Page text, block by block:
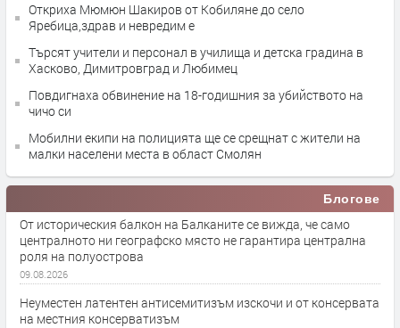
Откриха Мюмюн Шакиров от Кобиляне до село
Яребица,здрав и невредим е
Търсят учители и персонал в училища и детска градина в
Хасково, Димитровград и Любимец
Повдигнаха обвинение на 18-годишния за убийството на
чичо си
Мобилни екипи на полицията ще се срещнат с жители на
малки населени места в област Смолян
Блогове
От историческия балкон на Балканите се вижда, че само
централното ни географско място не гарантира централна
роля на полуострова
09.08.2026
Неуместен латентен антисемитизъм изскочи и от консервата
на местния консерватизъм